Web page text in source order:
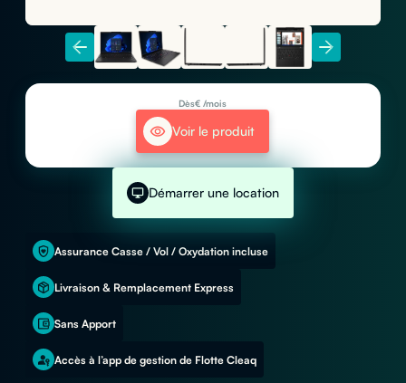
Dès€ /mois
Voir le produit
Assurance Casse / Vol / Oxydation incluse
Livraison & Remplacement Express
Sans Apport
Accès à l’app de gestion de Flotte Cleaq
Démarrer une location